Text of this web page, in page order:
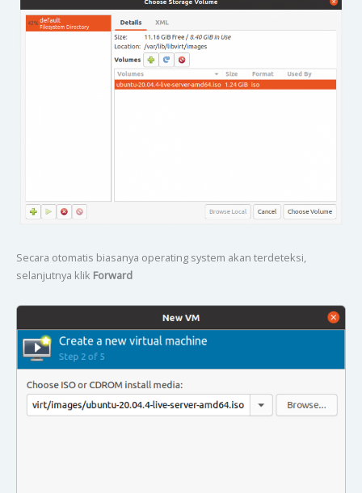
Secara otomatis biasanya operating system akan terdeteksi,
selanjutnya klik Forward